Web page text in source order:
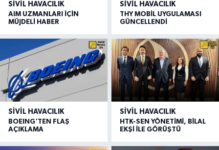
SIVIL HAVACILIK
AIM UZMANLARI İÇİN
MÜJDELİ HABER
SIVIL HAVACILIK
THY MOBİL UYGULAMASI
GÜNCELLENDİ
SIVIL HAVACILIK
BOEING'TEN FLAŞ
AÇIKLAMA
SIVIL HAVACILIK
HTK-SEN YÖNETİMİ, BİLAL
EKŞİ İLE GÖRÜŞTÜ